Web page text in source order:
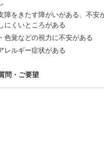
障をきたす障がいがある、不安
にくいところがある
色覚などの視力に不安がある
レルギー症状がある
問・ご要望